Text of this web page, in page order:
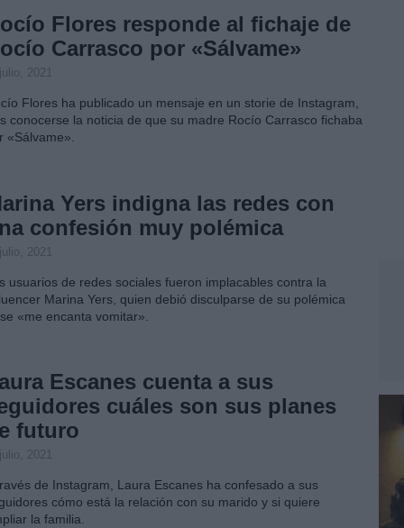
Flores responde al fichaje de
Carrasco por «Sálvame»
2021
Flores ha publicado un mensaje en un storie de Instagram,
conocerse la noticia de que su madre Rocío Carrasco fichaba
«Sálvame».
Yers indigna las redes con
confesión muy polémica
2021
usuarios de redes sociales fueron implacables contra la
Marina Yers, quien debió disculparse de su polémica
«me encanta vomitar».
Escanes cuenta a sus
cuáles son sus planes
futuro
2021
de Instagram, Laura Escanes ha confesado a sus
cómo está la relación con su marido y si quiere
la familia.